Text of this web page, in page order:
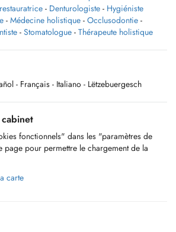
- Denturologiste - Hygiéniste
- Médecine holistique - Occlusodontie -
- Stomatologue - Thérapeute holistique
- Français - Italiano - Lëtzebuergesch
fonctionnels" dans les "paramètres de
pour permettre le chargement de la
carte